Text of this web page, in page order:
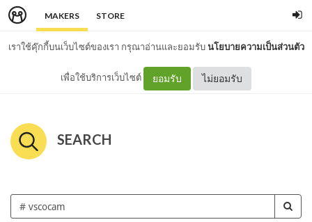
MAKERS STORE
เราใช้คุ๊กกี้บนเว็บไซต์ของเรา กรุณาอ่านและยอมรับนโยบายความเป็นส่วนตัว
เพื่อใช้บริการเว็บไซต์ ยอมรับ ไม่ยอมรับ
SEARCH